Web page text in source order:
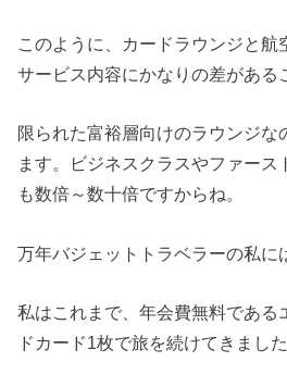
このように、カードラウンジと航
サービス内容にかなりの差がある
限られた富裕層向けのラウンジな
ます。ビジネスクラスやファース
も数倍～数十倍ですからね。
万年バジェットトラベラーの私に
私はこれまで、年会費無料である
ドカード1枚で旅を続けてきました